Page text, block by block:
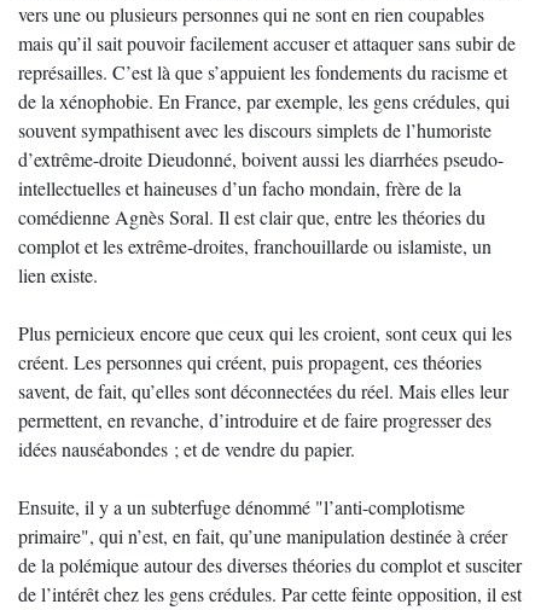
vers une ou plusieurs personnes qui ne sont en rien coupables
mais qu’il sait pouvoir facilement accuser et attaquer sans subir de
représailles. C’est là que s’appuient les fondements du racisme et
de la xénophobie. En France, par exemple, les gens crédules, qui
souvent sympathisent avec les discours simplets de l’humoriste
d’extrême-droite Dieudonné, boivent aussi les diarrhées pseudo-
intellectuelles et haineuses d’un facho mondain, frère de la
comédienne Agnès Soral. Il est clair que, entre les théories du
complot et les extrême-droites, franchouillarde ou islamiste, un
lien existe.
Plus pernicieux encore que ceux qui les croient, sont ceux qui les
créent. Les personnes qui créent, puis propagent, ces théories
savent, de fait, qu’elles sont déconnectées du réel. Mais elles leur
permettent, en revanche, d’introduire et de faire progresser des
idées nauséabondes ; et de vendre du papier.
Ensuite, il y a un subterfuge dénommé "l’anti-complotisme
primaire", qui n’est, en fait, qu’une manipulation destinée à créer
de la polémique autour des diverses théories du complot et susciter
de l’intérêt chez les gens crédules. Par cette feinte opposition, il est